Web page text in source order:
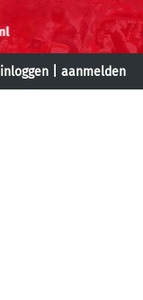
inloggen aanmelden